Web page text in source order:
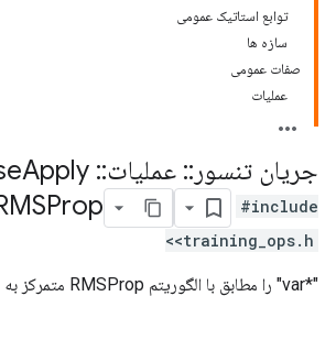
توابع استاتیک عمومی
سازه ها
صفات عمومی
عملیات
جریان تنسور :: عملیات::
Apply
#include
<training_ops.h>
"*var" را مطابق با الگوریتم RMSProp متمرکز به روز کنید.